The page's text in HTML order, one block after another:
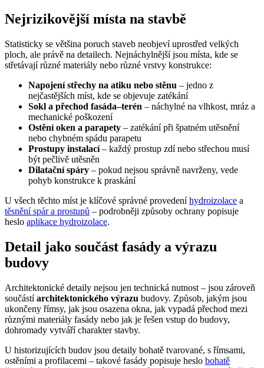
Nejrizikovější místa na stavbě
Statisticky se většina poruch staveb neobjeví uprostřed velkých
ploch, ale právě na detailech. Nejnáchylnější jsou místa, kde se
střetávají různé materiály nebo různé vrstvy konstrukce:
Napojení střechy na atiku nebo stěnu – jedno z
nejčastějších míst, kde se objevuje zatékání
Sokl a přechod fasáda–terén – náchylné na vlhkost, mráz a
mechanické poškození
Ostění oken a parapety – zatékání při špatném utěsnění
nebo chybném spádu parapetu
Prostupy instalací– každý prostup zdí nebo střechou musí
být pečlivě utěsněn
Dilatační spáry – pokud nejsou správně navrženy, vede
pohyb konstrukce k praskání
U všech těchto míst je klíčové správné provedeníhydroizolace a
těsnění spár a prostupů – podrobněji způsoby ochrany popisuje
heslo aplikace hydroizolace.
Detail jako součást fasády a výrazu
budovy
Architektonické detaily nejsou jen technická nutnost – jsou zároveň
součástíarchitektonického výrazu budovy. Způsob, jakým jsou
ukončeny římsy, jak jsou osazena okna, jak vypadá přechod mezi
různými materiály fasády nebo jak je řešen vstup do budovy,
dohromady vytváří charakter stavby.
U historizujících budov jsou detaily bohatě tvarované, s římsami,
ostěními a profilacemi – takové fasády popisuje heslo bohatě